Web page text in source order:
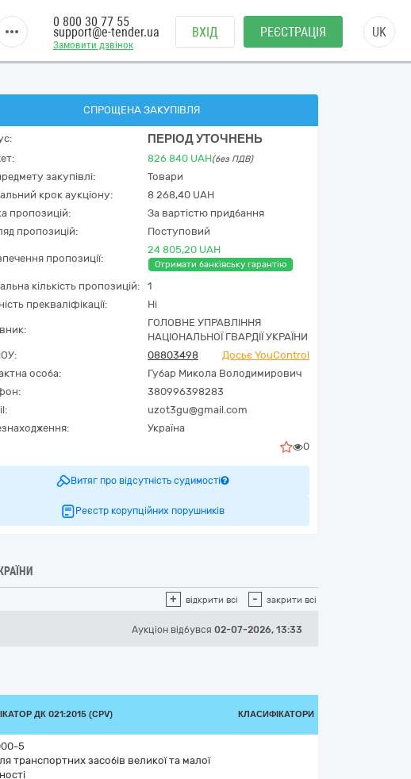
Замовити дзвінок
0 800 30 77 55
support@e-tender.ua ВХІД РЕЄСТРАЦІЯ UK
СПРОЩЕНА ЗАКУПІВЛЯ
ПЕРІОД УТОЧНЕНЬ
826 840 UAH(без ПДВ)
закупівлі:
Товари
крок аукціону:
8 268,40 UAH
пропозицій:
За вартістю придбання
пропозицій:
Поступовий
пропозиції:
24 805,20 UAH
Отримати банківську гарантію
кількість пропозицій:
1
прекваліфікації:
Ні
ГОЛОВНЕ УПРАВЛІННЯ
НАЦІОНАЛЬНОЇ ГВАРДІЇ УКРАЇНИ
08803498
Досьє YouControl
особа:
Губар Микола Володимирович
380996398283
uzot3gu@gmail.com
Україна
0
Витяг про відсутність судимості
Реєстр корупційних порушників
+ відкрити всі - закрити всі
Аукціон відбувся 02-07-2026, 13:33
ДК 021:2015 (CPV) КЛАСИФІКАТОРИ
5
транспортних засобів великої та малої